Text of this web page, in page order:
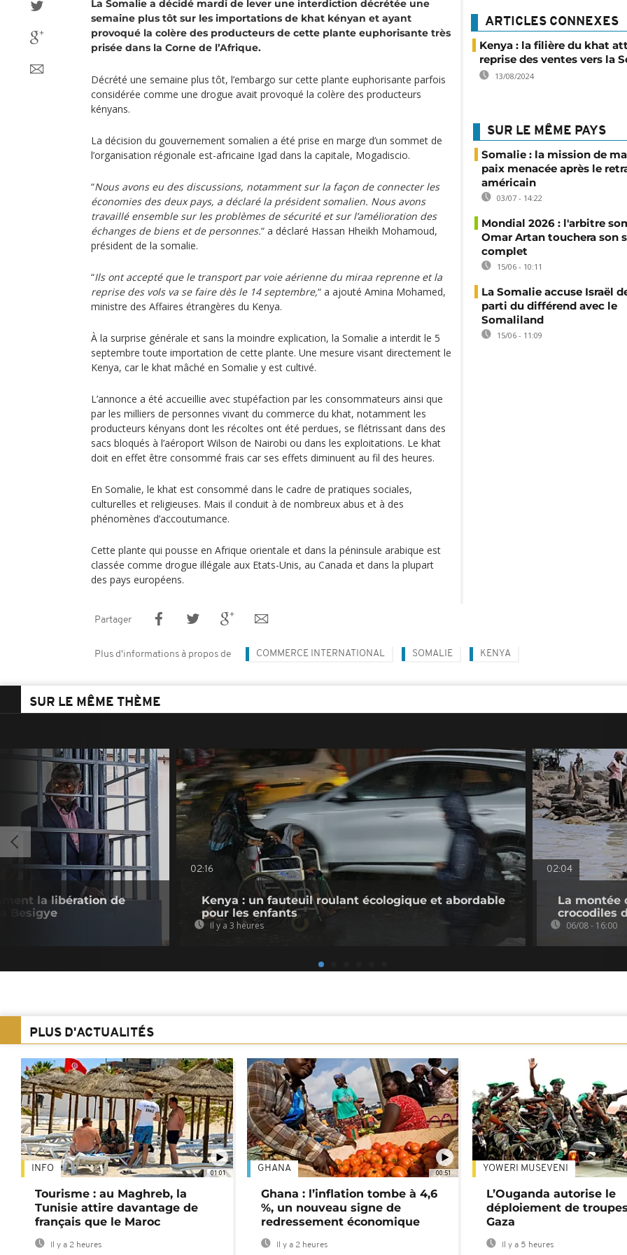
La Somalie a décidé mardi de lever une interdiction décrétée une
semaine plus tôt sur les importations de khat kényan et ayant
provoqué la colère des producteurs de cette plante euphorisante très
prisée dans la Corne de l’Afrique.
Décrété une semaine plus tôt, l’embargo sur cette plante euphorisante parfois
considérée comme une drogue avait provoqué la colère des producteurs
kényans.
La décision du gouvernement somalien a été prise en marge d’un sommet de
l’organisation régionale est-africaine Igad dans la capitale, Mogadiscio.
“Nous avons eu des discussions, notamment sur la façon de connecter les
économies des deux pays, a déclaré la président somalien. Nous avons
travaillé ensemble sur les problèmes de sécurité et sur l’amélioration des
échanges de biens et de personnes.“ a déclaré Hassan Hheikh Mohamoud,
président de la somalie.
“Ils ont accepté que le transport par voie aérienne du miraa reprenne et la
reprise des vols va se faire dès le 14 septembre,“ a ajouté Amina Mohamed,
ministre des Affaires étrangères du Kenya.
À la surprise générale et sans la moindre explication, la Somalie a interdit le 5
septembre toute importation de cette plante. Une mesure visant directement le
Kenya, car le khat mâché en Somalie y est cultivé.
L’annonce a été accueillie avec stupéfaction par les consommateurs ainsi que
par les milliers de personnes vivant du commerce du khat, notamment les
producteurs kényans dont les récoltes ont été perdues, se flétrissant dans des
sacs bloqués à l’aéroport Wilson de Nairobi ou dans les exploitations. Le khat
doit en effet être consommé frais car ses effets diminuent au fil des heures.
En Somalie, le khat est consommé dans le cadre de pratiques sociales,
culturelles et religieuses. Mais il conduit à de nombreux abus et à des
phénomènes d’accoutumance.
Cette plante qui pousse en Afrique orientale et dans la péninsule arabique est
classée comme drogue illégale aux Etats-Unis, au Canada et dans la plupart
des pays européens.
ARTICLES CONNEXES
Kenya : la filière du khat
reprise des ventes vers la
13/08/2024
SUR LE MÊME PAYS
Somalie : la mission de
paix menacée après le
américain
03/07 - 14:22
Mondial 2026 : l'arbitre
Omar Artan touchera son
complet
15/06 - 10:11
La Somalie accuse Israël
parti du différend avec le
Somaliland
15/06 - 11:09
Partager
Plus d'informations à propos de COMMERCE INTERNATIONAL SOMALIE KENYA
SUR LE MÊME THÈME
la libération de
Besigye
02:16
Kenya : un fauteuil roulant écologique et abordable
pour les enfants
Il y a 3 heures
02:04
La montée
crocodiles
06/08 - 16:00
PLUS D'ACTUALITÉS
01:01
INFO
Tourisme : au Maghreb, la
Tunisie attire davantage de
français que le Maroc
Il y a 2 heures
00:51
GHANA
Ghana : l’inflation tombe à 4,6
%, un nouveau signe de
redressement économique
Il y a 2 heures
YOWERI MUSEVENI
L’Ouganda autorise le
déploiement de
Gaza
Il y a 5 heures